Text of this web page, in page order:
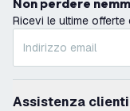
Non perdere
Ricevi le ultime offerte
Assistenza clienti